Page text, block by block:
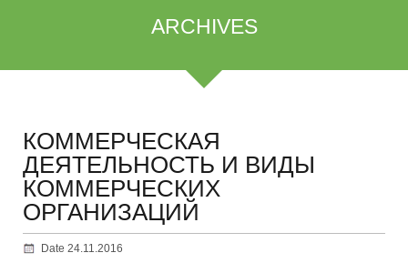
ARCHIVES
КОММЕРЧЕСКАЯ
ДЕЯТЕЛЬНОСТЬ И ВИДЫ
КОММЕРЧЕСКИХ
ОРГАНИЗАЦИЙ
Date 24.11.2016